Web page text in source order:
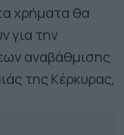
χρήματα θα
για την
αναβάθμισης
της Κέρκυρας,